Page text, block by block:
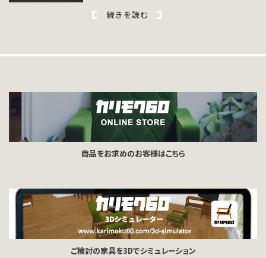
続きを読む
商品をお求めのお客様はこちら
ご検討の家具を3Dでシミュレーション